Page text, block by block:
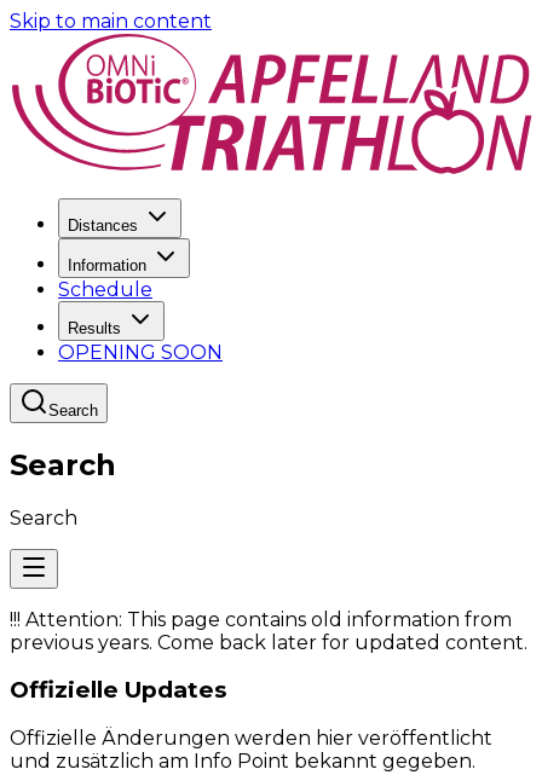
Skip to main content
Distances
Information
Schedule
Results
OPENING SOON
Search
Search
Search
!!! Attention: This page contains old information from
previous years. Come back later for updated content.
Offizielle Updates
Offizielle Änderungen werden hier veröffentlicht
und zusätzlich am Info Point bekannt gegeben.